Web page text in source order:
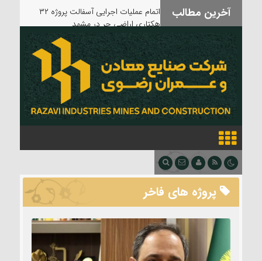
آخرین مطالب
بدرقه آقای شهید
پروژه های فاخر